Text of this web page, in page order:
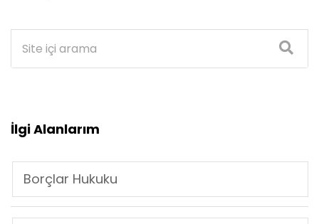
İlgi Alanlarım
Borçlar Hukuku